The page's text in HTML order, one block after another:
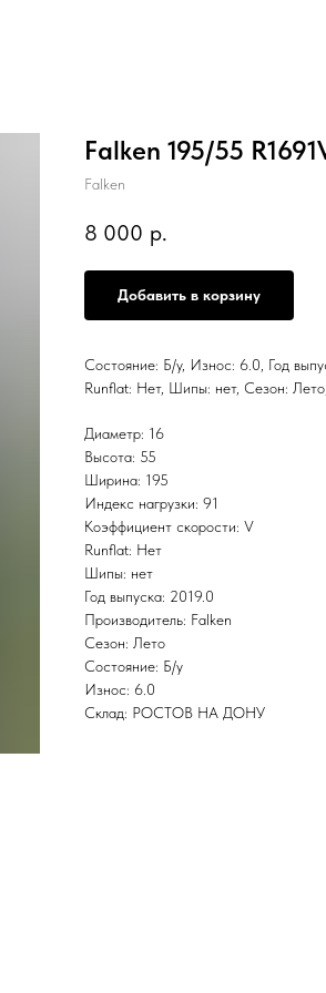
Falken 195/55
Falken
8 000 р.
Добавить в корзину
Состояние: Б/у, Износ: 6.0, Год
Runflat: Нет, Шипы: нет, Сезон:
Диаметр: 16
Высота: 55
Ширина: 195
Индекс нагрузки: 91
Коэффициент скорости: V
Runflat: Нет
Шипы: нет
Год выпуска: 2019.0
Производитель: Falken
Сезон: Лето
Состояние: Б/у
Износ: 6.0
Склад: РОСТОВ НА ДОНУ